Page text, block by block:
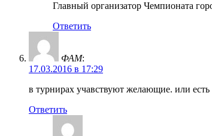
Главный организатор Чемпионата
Ответить
ФАМ:
17.03.2016 в 17:29
в турнирах учавствуют желающие. или есть
Ответить